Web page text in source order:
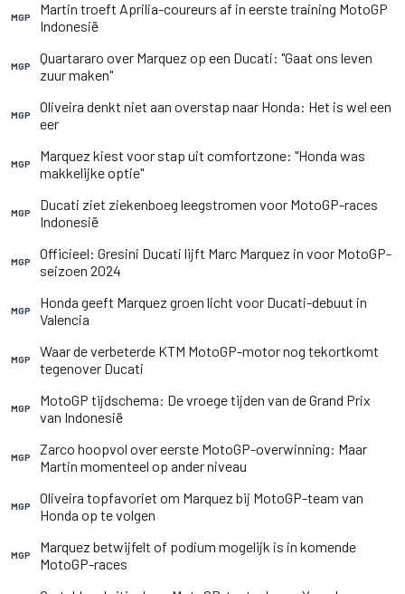
MGP
Martin troeft Aprilia-coureurs af in eerste training MotoGP
Indonesië
MGP
Quartararo over Marquez op een Ducati: "Gaat ons leven
zuur maken"
MGP
Oliveira denkt niet aan overstap naar Honda: Het is wel een
eer
MGP
Marquez kiest voor stap uit comfortzone: "Honda was
makkelijke optie"
MGP
Ducati ziet ziekenboeg leegstromen voor MotoGP-races
Indonesië
MGP
Officieel: Gresini Ducati lijft Marc Marquez in voor MotoGP-
seizoen 2024
MGP
Honda geeft Marquez groen licht voor Ducati-debuut in
Valencia
MGP
Waar de verbeterde KTM MotoGP-motor nog tekortkomt
tegenover Ducati
MGP
MotoGP tijdschema: De vroege tijden van de Grand Prix
van Indonesië
MGP
Zarco hoopvol over eerste MotoGP-overwinning: Maar
Martin momenteel op ander niveau
MGP
Oliveira topfavoriet om Marquez bij MotoGP-team van
Honda op te volgen
MGP
Marquez betwijfelt of podium mogelijk is in komende
MotoGP-races